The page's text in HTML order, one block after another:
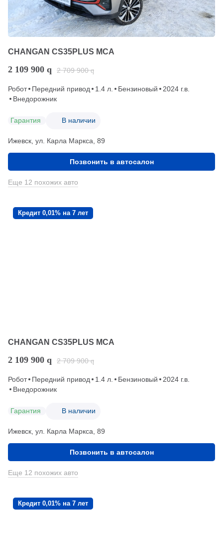
CHANGAN CS35PLUS MCA
2 109 900 q 2 709 900 q
Робот Передний привод 1.4 л. Бензиновый
2024 г.в.
Внедорожник
Гарантия В наличии
Ижевск, ул. Карла Маркса, 89
Позвонить в автосалон
Еще 12 похожих авто
Кредит 0,01% на 7 лет
CHANGAN CS35PLUS MCA
2 109 900 q 2 709 900 q
Робот Передний привод 1.4 л. Бензиновый
2024 г.в.
Внедорожник
Гарантия В наличии
Ижевск, ул. Карла Маркса, 89
Позвонить в автосалон
Еще 12 похожих авто
Кредит 0,01% на 7 лет